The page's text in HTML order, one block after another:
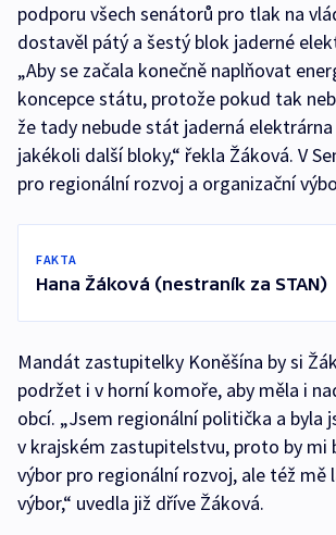
podporu všech senátorů pro tlak na
dostavěl pátý a šestý blok jaderné
„Aby se začala konečně naplňovat
koncepce státu, protože pokud tak
že tady nebude stát jaderná elektrárna
jakékoli další bloky,“ řekla Žáková. V
pro regionální rozvoj a organizační
FAKTA
Hana Žáková (nestraník za STAN)
Mandát zastupitelky Koněšína by si
podržet i v horní komoře, aby měla i
obcí. „Jsem regionální politička a byla
v krajském zastupitelstvu, proto by mi
výbor pro regionální rozvoj, ale též mě
výbor,“ uvedla již dříve Žáková.